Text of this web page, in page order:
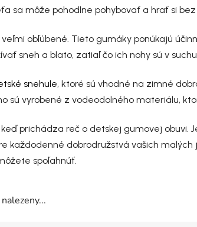
sa môže pohodlne pohybovať a hrať si
obľúbené. Tieto gumáky ponúkajú
sneh a blato, zatiaľ čo ich nohy sú v
snehule, ktoré sú vhodné na zimné
sú vyrobené z vodeodolného materiálu,
prichádza reč o detskej gumovej obuvi.
každodenné dobrodružstvá vašich
spoľahnúť.